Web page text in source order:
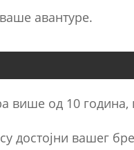
авантуре.
више од 10 година,
достојни вашег